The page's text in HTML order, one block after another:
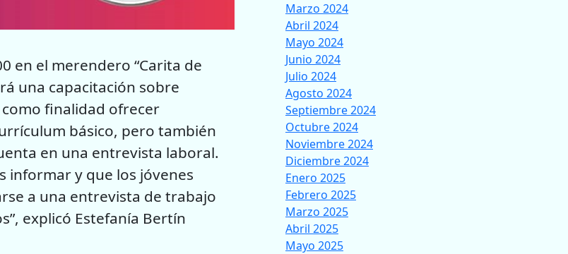
en el merendero “Carita de
una capacitación sobre
finalidad ofrecer
básico, pero también
en una entrevista laboral.
informar y que los jóvenes
a una entrevista de trabajo
explicó Estefanía Bertín
Marzo 2024
Abril 2024
Mayo 2024
Junio 2024
Julio 2024
Agosto 2024
Septiembre 2024
Octubre 2024
Noviembre 2024
Diciembre 2024
Enero 2025
Febrero 2025
Marzo 2025
Abril 2025
Mayo 2025